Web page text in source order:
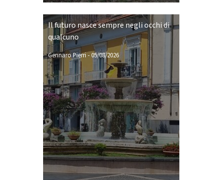
Il futuro nasce sempre negli occhi di
qualcuno
Gennaro Pierri -05/08/2026